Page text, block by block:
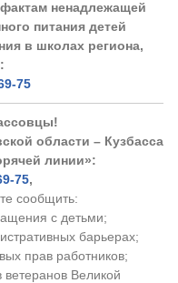
ненадлежащей
питания детей
в школах региона,
75
области – Кузбасса
линии»:
75,
сообщить:
с детьми;
барьерах;
прав работников;
Великой